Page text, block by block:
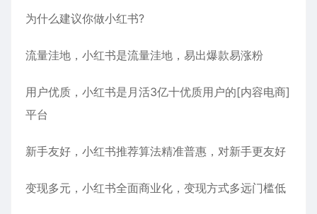
为什么建议你做小红书?
流量洼地，小红书是流量洼地，易出爆款易涨粉
用户优质，小红书是月活3亿十优质用户的[内容电商]
平台
新手友好，小红书推荐算法精准普惠，对新手更友好
变现多元，小红书全面商业化，变现方式多远门槛低